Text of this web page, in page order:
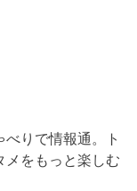
りで情報通。ト
メをもっと楽しむ